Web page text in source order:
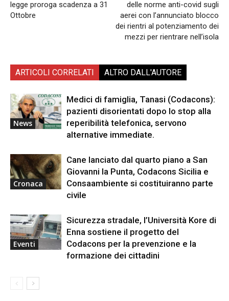
legge proroga scadenza a 31
Ottobre
delle norme anti-covid sugli
aerei con l’annunciato blocco
dei rientri al potenziamento dei
mezzi per rientrare nell’isola
ARTICOLI CORRELATI ALTRO DALL'AUTORE
News
Medici di famiglia, Tanasi (Codacons):
pazienti disorientati dopo lo stop alla
reperibilità telefonica, servono
alternative immediate.
Cronaca
Cane lanciato dal quarto piano a San
Giovanni la Punta, Codacons Sicilia e
Consaambiente si costituiranno parte
civile
Eventi
Sicurezza stradale, l’Università Kore di
Enna sostiene il progetto del
Codacons per la prevenzione e la
formazione dei cittadini